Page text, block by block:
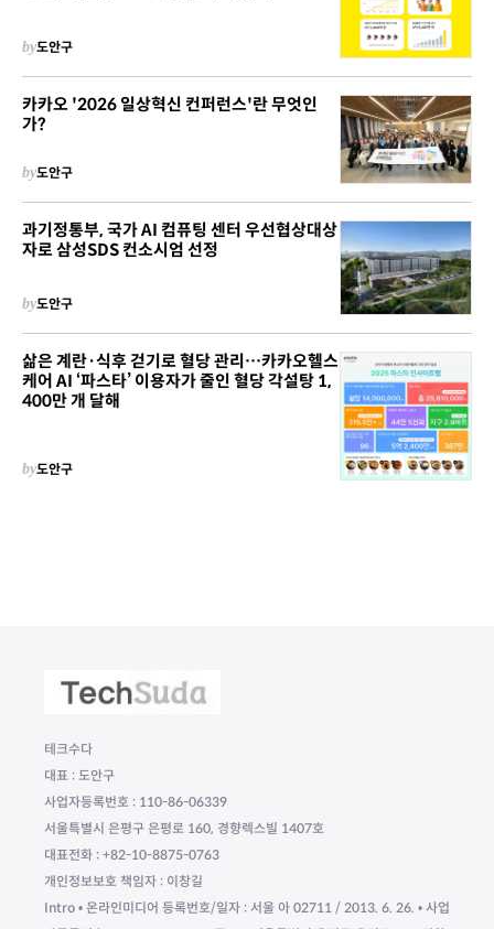
by도안구
카카오 '2026 일상혁신 컨퍼런스'란 무엇인
가?
by도안구
과기정통부, 국가 AI 컴퓨팅 센터 우선협상대상
자로 삼성SDS 컨소시엄 선정
by도안구
삶은 계란·식후 걷기로 혈당 관리…카카오헬스
케어 AI ‘파스타’ 이용자가 줄인 혈당 각설탕 1,
400만 개 달해
by도안구
테크수다
대표 : 도안구
사업자등록번호 : 110-86-06339
서울특별시 은평구 은평로 160, 경향렉스빌 1407호
대표전화 : +82-10-8875-0763
개인정보보호 책임자 : 이창길
Intro • 온라인미디어 등록번호/일자 : 서울 아 02711 / 2013. 6. 26. • 사업